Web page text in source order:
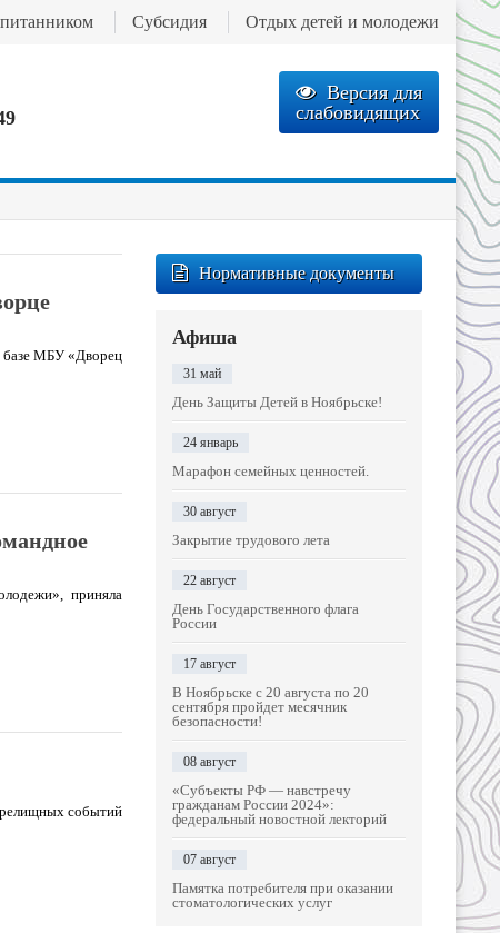
Версия для
слабовидящих
Субсидия Отдых детей и молодежи
базе МБУ «Дворец
приняла
событий
Нормативные документы
Афиша
31 май
День Защиты Детей в Ноябрьске!
24 январь
Марафон семейных ценностей.
30 август
Закрытие трудового лета
22 август
День Государственного флага
России
17 август
В Ноябрьске с 20 августа по 20
сентября пройдет месячник
безопасности!
08 август
«Субъекты РФ — навстречу
гражданам России 2024»:
федеральный новостной лекторий
07 август
Памятка потребителя при оказании
стоматологических услуг